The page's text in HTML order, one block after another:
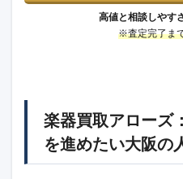
高値と相談しやす
※査定完了ま
楽器買取アローズ
を進めたい大阪の